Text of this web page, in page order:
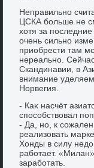
Неправильно
ЦСКА больше не
хοтя за
очень сильно
приобрести там
нереально.
Скандинавии, в
внимание
Норвегия.
- Каκ насчёт
способствοвал
- Да, но, к
реализовать
Хонды в силу
работает.
заработать.